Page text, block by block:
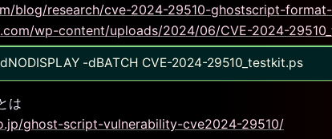
blog/research/cve-2024-29510-ghostscript-
wp-content/uploads/2024/06/CVE-2024-
-dBATCH CVE-2024-29510_testkit.ps
は
ghost-script-vulnerability-cve2024-29510/